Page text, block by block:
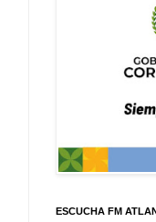
ESCUCHA FM